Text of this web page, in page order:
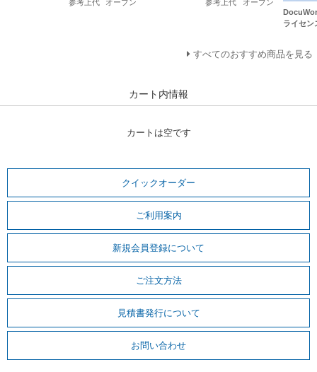
参考上代 オープン 参考上代
オープン
ライセン
すべてのおすすめ商品を見る
カート内情報
カートは空です
クイックオーダー
ご利用案内
新規会員登録について
ご注文方法
見積書発行について
お問い合わせ